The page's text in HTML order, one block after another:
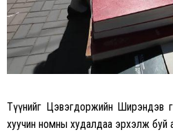
Түүнийг Цэвэгдоржийн Ширэндэв
хуучин номны худалдаа эрхэлж буй